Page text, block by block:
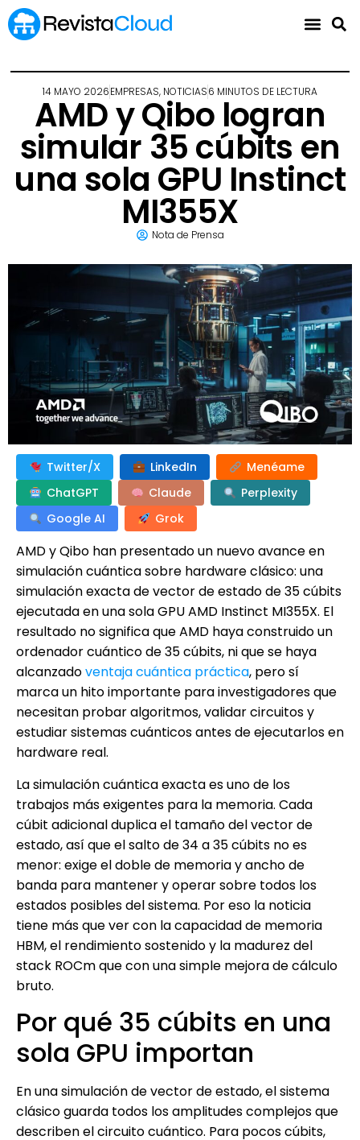
14 MAYO 2026EMPRESAS, NOTICIAS6 MINUTOS DE LECTURA
AMD y Qibo logran
simular 35 cúbits en
una sola GPU Instinct
MI355X
Nota de Prensa
Twitter/X LinkedIn
Menéame
ChatGPT
Claude
Perplexity
Google AI
Grok
AMD y Qibo han presentado un nuevo avance en
simulación cuántica sobre hardware clásico: una
simulación exacta de vector de estado de 35 cúbits
ejecutada en una sola GPU AMD Instinct MI355X. El
resultado no significa que AMD haya construido un
ordenador cuántico de 35 cúbits, ni que se haya
alcanzadoventaja cuántica práctica, pero sí
marca un hito importante para investigadores que
necesitan probar algoritmos, validar circuitos y
estudiar sistemas cuánticos antes de ejecutarlos en
hardware real.
La simulación cuántica exacta es uno de los
trabajos más exigentes para la memoria. Cada
cúbit adicional duplica el tamaño del vector de
estado, así que el salto de 34 a 35 cúbits no es
menor: exige el doble de memoria y ancho de
banda para mantener y operar sobre todos los
estados posibles del sistema. Por eso la noticia
tiene más que ver con la capacidad de memoria
HBM, el rendimiento sostenido y la madurez del
stack ROCm que con una simple mejora de cálculo
bruto.
Por qué 35 cúbits en una
sola GPU importan
En una simulación de vector de estado, el sistema
clásico guarda todos los amplitudes complejos que
describen el circuito cuántico. Para pocos cúbits,